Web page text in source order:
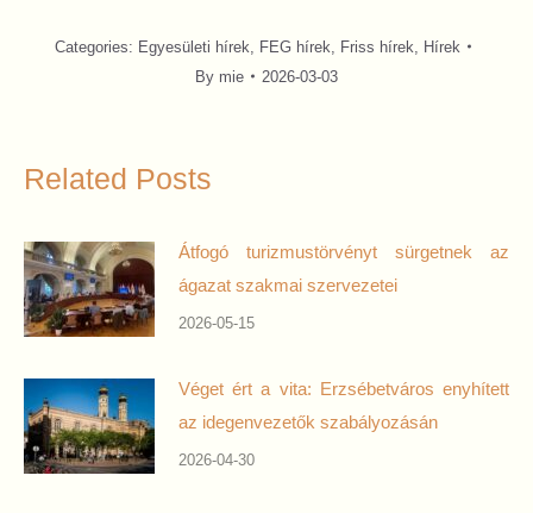
Categories: Egyesületi hírek FEG hírek Friss hírek
Hírek
By mie 2026-03-03
Related Posts
Átfogó turizmustörvényt sürgetnek az
ágazat szakmai szervezetei
2026-05-15
Véget ért a vita: Erzsébetváros enyhített
az idegenvezetők szabályozásán
2026-04-30